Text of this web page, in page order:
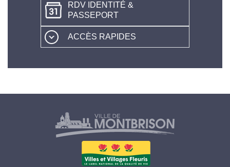
RDV IDENTITÉ &
PASSEPORT
ACCÈS RAPIDES